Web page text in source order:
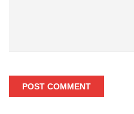
POST COMMENT